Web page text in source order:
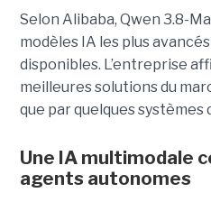
Selon Alibaba, Qwen 3.8-
modèles IA les plus
disponibles. L’entreprise
meilleures solutions du
que par quelques systèmes
Une IA multimodale
agents autonomes